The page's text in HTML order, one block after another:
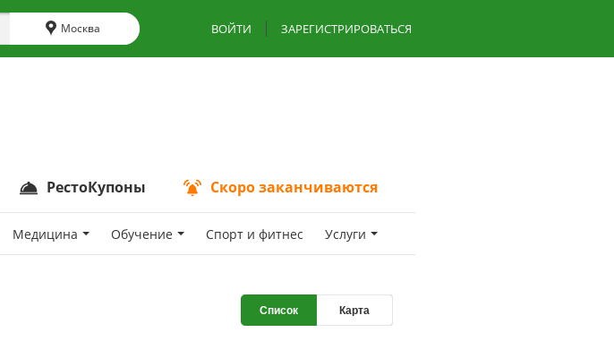
Москва ВОЙТИ ЗАРЕГИСТРИРОВАТЬСЯ
РестоКупоны Скоро заканчиваются
Медицина Обучение Спoрт и фитнес Услуги
Список Карта